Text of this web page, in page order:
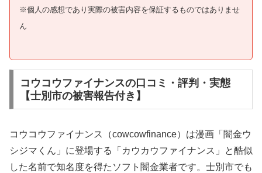
※個人の感想であり実際の被害内容を保証するものではありませ
ん
コウコウファイナンスの口コミ・評判・実態
【士別市の被害報告付き】
コウコウファイナンス（cowcowfinance）は漫画「闇金ウ
シジマくん」に登場する「カウカウファイナンス」と酷似
した名前で知名度を得たソフト闇金業者です。士別市でも